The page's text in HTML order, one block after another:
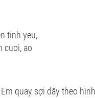
quay sợi dây theo